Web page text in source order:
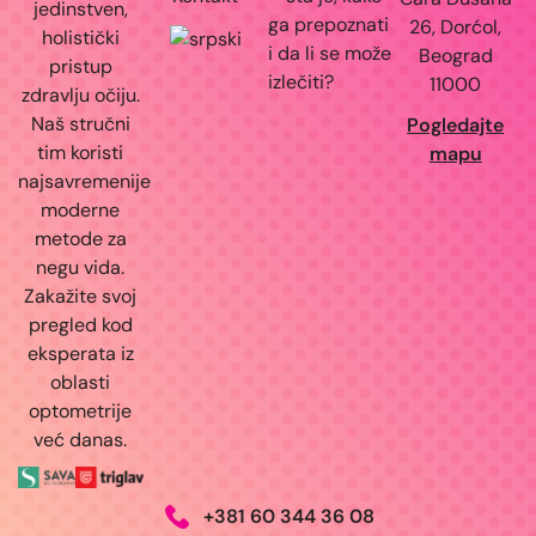
jedinstven,
holistički
pristup
zdravlju očiju.
Naš stručni
tim koristi
najsavremenije
moderne
metode za
negu vida.
Zakažite svoj
pregled kod
eksperata iz
oblasti
optometrije
već danas.
ga prepoznati
i da li se može
izlečiti?
26, Dorćol,
Beograd
11000
Pogledajte
mapu
+381 60 344 36 08